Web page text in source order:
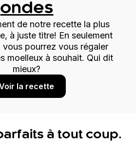
ondes
de notre recette la plus
à juste titre! En seulement
vous pourrez vous régaler
moelleux à souhait. Qui dit
mieux?
la recette
à tout coup.